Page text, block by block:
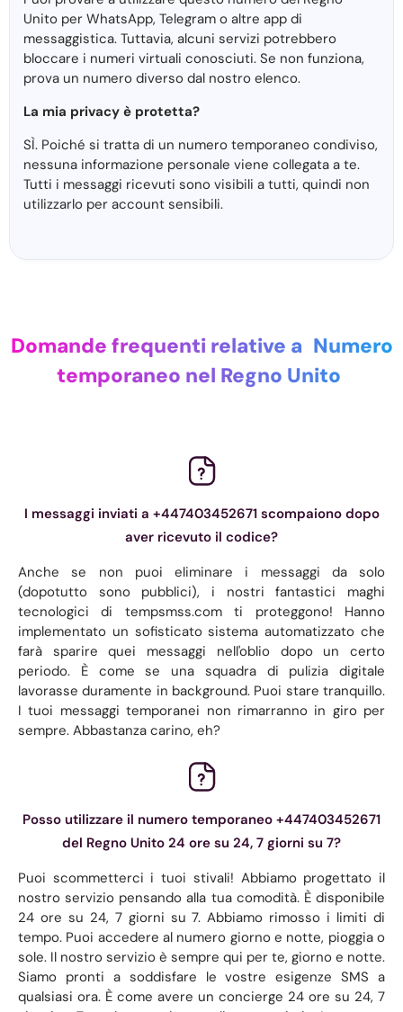
Unito per WhatsApp, Telegram o altre app di
messaggistica. Tuttavia, alcuni servizi potrebbero
bloccare i numeri virtuali conosciuti. Se non funziona,
prova un numero diverso dal nostro elenco.
La mia privacy è protetta?
SÌ. Poiché si tratta di un numero temporaneo condiviso,
nessuna informazione personale viene collegata a te.
Tutti i messaggi ricevuti sono visibili a tutti, quindi non
utilizzarlo per account sensibili.
Domande frequenti relative a Numero
temporaneo nel Regno Unito
I messaggi inviati a +447403452671 scompaiono dopo
aver ricevuto il codice?
Anche se non puoi eliminare i messaggi da solo
(dopotutto sono pubblici), i nostri fantastici maghi
tecnologici di tempsmss.com ti proteggono! Hanno
implementato un sofisticato sistema automatizzato che
farà sparire quei messaggi nell'oblio dopo un certo
periodo. È come se una squadra di pulizia digitale
lavorasse duramente in background. Puoi stare tranquillo.
I tuoi messaggi temporanei non rimarranno in giro per
sempre. Abbastanza carino, eh?
Posso utilizzare il numero temporaneo +447403452671
del Regno Unito 24 ore su 24, 7 giorni su 7?
Puoi scommetterci i tuoi stivali! Abbiamo progettato il
nostro servizio pensando alla tua comodità. È disponibile
24 ore su 24, 7 giorni su 7. Abbiamo rimosso i limiti di
tempo. Puoi accedere al numero giorno e notte, pioggia o
sole. Il nostro servizio è sempre qui per te, giorno e notte.
Siamo pronti a soddisfare le vostre esigenze SMS a
qualsiasi ora. È come avere un concierge 24 ore su 24, 7